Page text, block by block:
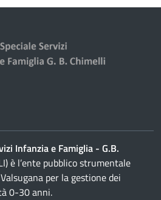
Infanzia e Famiglia - G.B.
è l’ente pubblico strumentale
per la gestione dei
0-30 anni.